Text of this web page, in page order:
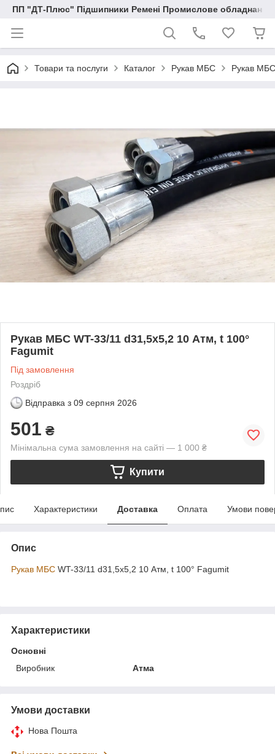
ПП "ДТ-Плюс" Підшипники Ремені Промислове обладнання
Товари та послуги Каталог Рукав МБС Рукав
Рукав МБС WT-33/11 d31,5x5,2 10 Атм, t 100°
Fagumit
Під замовлення
Роздріб
Відправка з 09 серпня 2026
501 ₴
Мінімальна сума замовлення на сайті — 1 000 ₴
Купити
Характеристики Доставка Оплата Умови
Опис
Рукав МБС WT-33/11 d31,5x5,2 10 Атм, t 100° Fagumit
Характеристики
Основні
Виробник
Атма
Умови доставки
Нова Пошта